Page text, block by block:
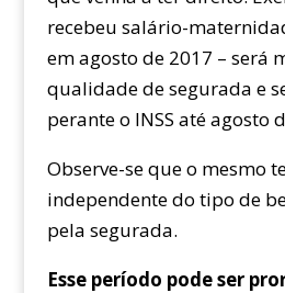
recebeu salário-
em agosto de 2017 – será
qualidade de segurada e
perante o INSS até agosto
Observe-se que o mesmo
independente do tipo de
pela segurada.
Esse período pode ser